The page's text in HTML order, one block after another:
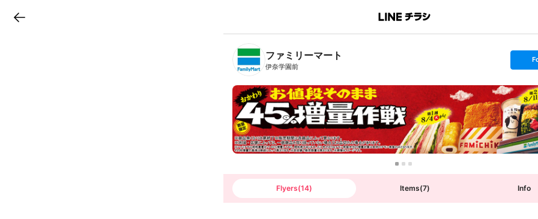
B
n
T
ファミリーマート
伊奈学園前
s
t
o
l
l
o
w
Flyers(14) Items(7) Info